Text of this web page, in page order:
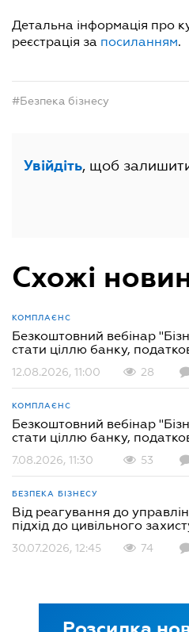
Детальна інформація про
реєстрація за посиланням.
#Безпека бізнесу
Увійдіть, щоб
Схожі
КОМПЛАЄНС
Безкоштовний вебінар
стати ціллю банку,
12.08.2026, 11:00 28
КОМПЛАЄНС
Безкоштовний вебінар
стати ціллю банку,
7.08.2026, 11:30 53
БЕЗПЕКА БІЗНЕСУ
Від реагування до
підхід до цивільного
30.07.2026, 12:45 74